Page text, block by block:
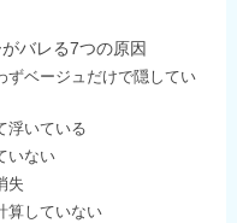
バレる7つの原因
ずベージュだけで隠してい
浮いている
いない
失
算していない